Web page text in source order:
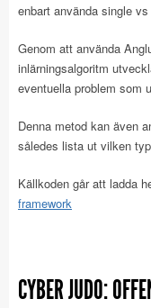
enbart använda single
Genom att använda
inlärningsalgoritm
eventuella problem som
Denna metod kan även
således lista ut vilken
Källkoden går att ladda
framework
CYBER JUDO: